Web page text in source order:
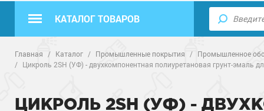
КАТАЛОГ ТОВАРОВ
Полимерные наливные полы
Водно-
Эпоксидные
Грунт-эмали
Главная / Каталог / Промышленные покрытия / Промышленное
/ Цикроль 2SH (УФ) - двухкомпонентная полиуретановая грунт-эмаль
ЦИКРОЛЬ 2SH (УФ) -